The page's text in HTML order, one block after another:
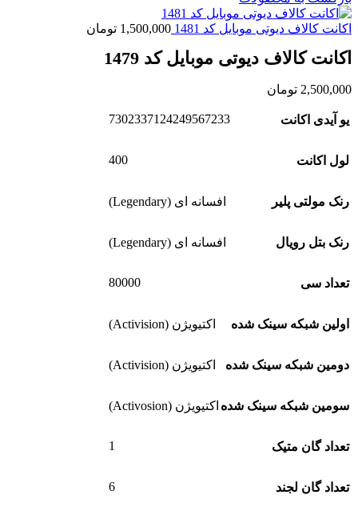
اکانت کالاف دیوتی موبایل کد 1481 1,500,000 تومان
اکانت کالاف دیوتی موبایل کد 1479
2,500,000 تومان
یو آیدی اکانت 7302337124249567233
لول اکانت 400
رنک مولتی پلیر افسانه ای (Legendary)
رنک بتل رویال افسانه ای (Legendary)
تعداد سی 80000
اولین شبکه سینک شده اکتیویژن (Activision)
دومین شبکه سینک شده اکتیویژن (Activision)
سومین شبکه سینک شده اکتیویژن (Activosion)
تعداد گان متیک 1
تعداد گان لجند 6